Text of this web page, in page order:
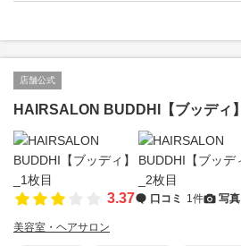
店舗公式
HAIRSALON BUDDHI【ブッディ】
3.37 口コミ 1件 写真
美容室・ヘアサロン